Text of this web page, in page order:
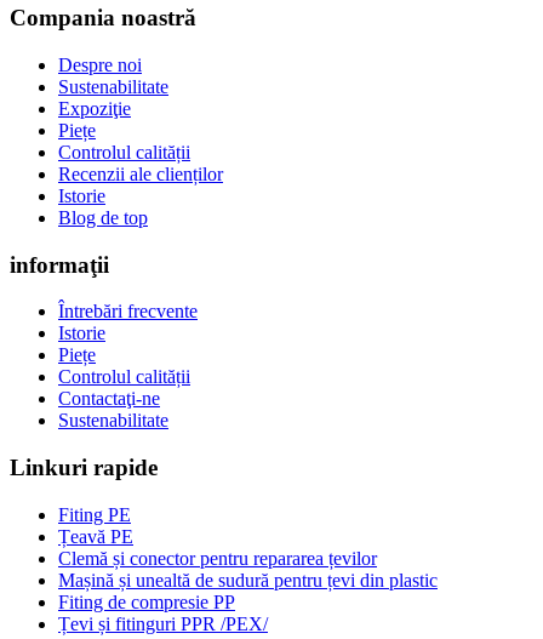
Compania noastră
Despre noi
Sustenabilitate
Expoziţie
Piețe
Controlul calității
Recenzii ale clienților
Istorie
Blog de top
informaţii
Întrebări frecvente
Istorie
Piețe
Controlul calității
Contactaţi-ne
Sustenabilitate
Linkuri rapide
Fiting PE
Țeavă PE
Clemă și conector pentru repararea țevilor
Mașină și unealtă de sudură pentru țevi din plastic
Fiting de compresie PP
Țevi și fitinguri PPR /PEX/